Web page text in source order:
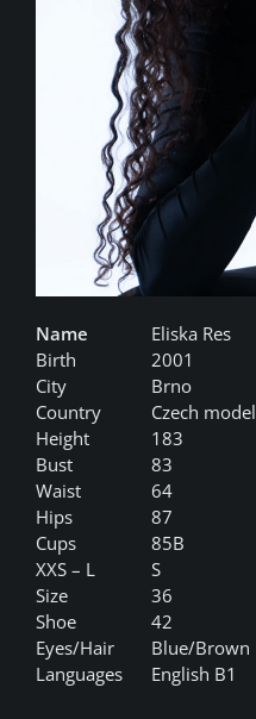
Name
Eliska Res
Birth
2001
City
Brno
Country
Czech model
Height
183
Bust
83
Waist
64
Hips
87
Cups
85B
XXS – L
S
Size
36
Shoe
42
Eyes/Hair
Blue/Brown
Languages
English B1